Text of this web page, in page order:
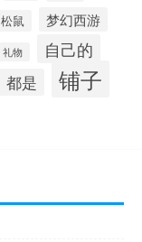
松鼠 梦幻西游
礼物 自己的
都是 铺子